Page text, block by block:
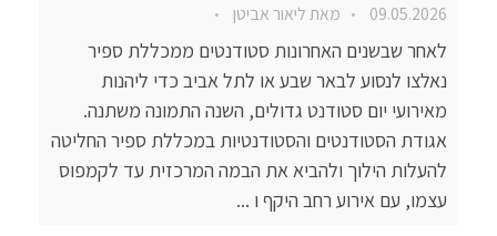
09.05.2026 מאתליאור אביטן
לאחר שבשנים האחרונות סטודנטים ממכללת ספיר
נאלצו לנסוע לבאר שבע או לתל אביב כדי ליהנות
מאירועי יום סטודנט גדולים, השנה התמונה משתנה.
אגודת הסטודנטים והסטודנטיות במכללת ספיר החליטה
להעלות הילוך ולהביא את הבמה המרכזית עד לקמפוס
עצמו, עם אירוע רחב היקף ו ...